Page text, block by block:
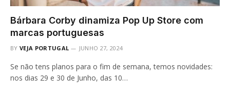
Bárbara Corby dinamiza Pop Up Store com
marcas portuguesas
BY VEJA PORTUGAL JUNHO 27, 2024
Se não tens planos para o fim de semana, temos novidades:
nos dias 29 e 30 de Junho, das 10…